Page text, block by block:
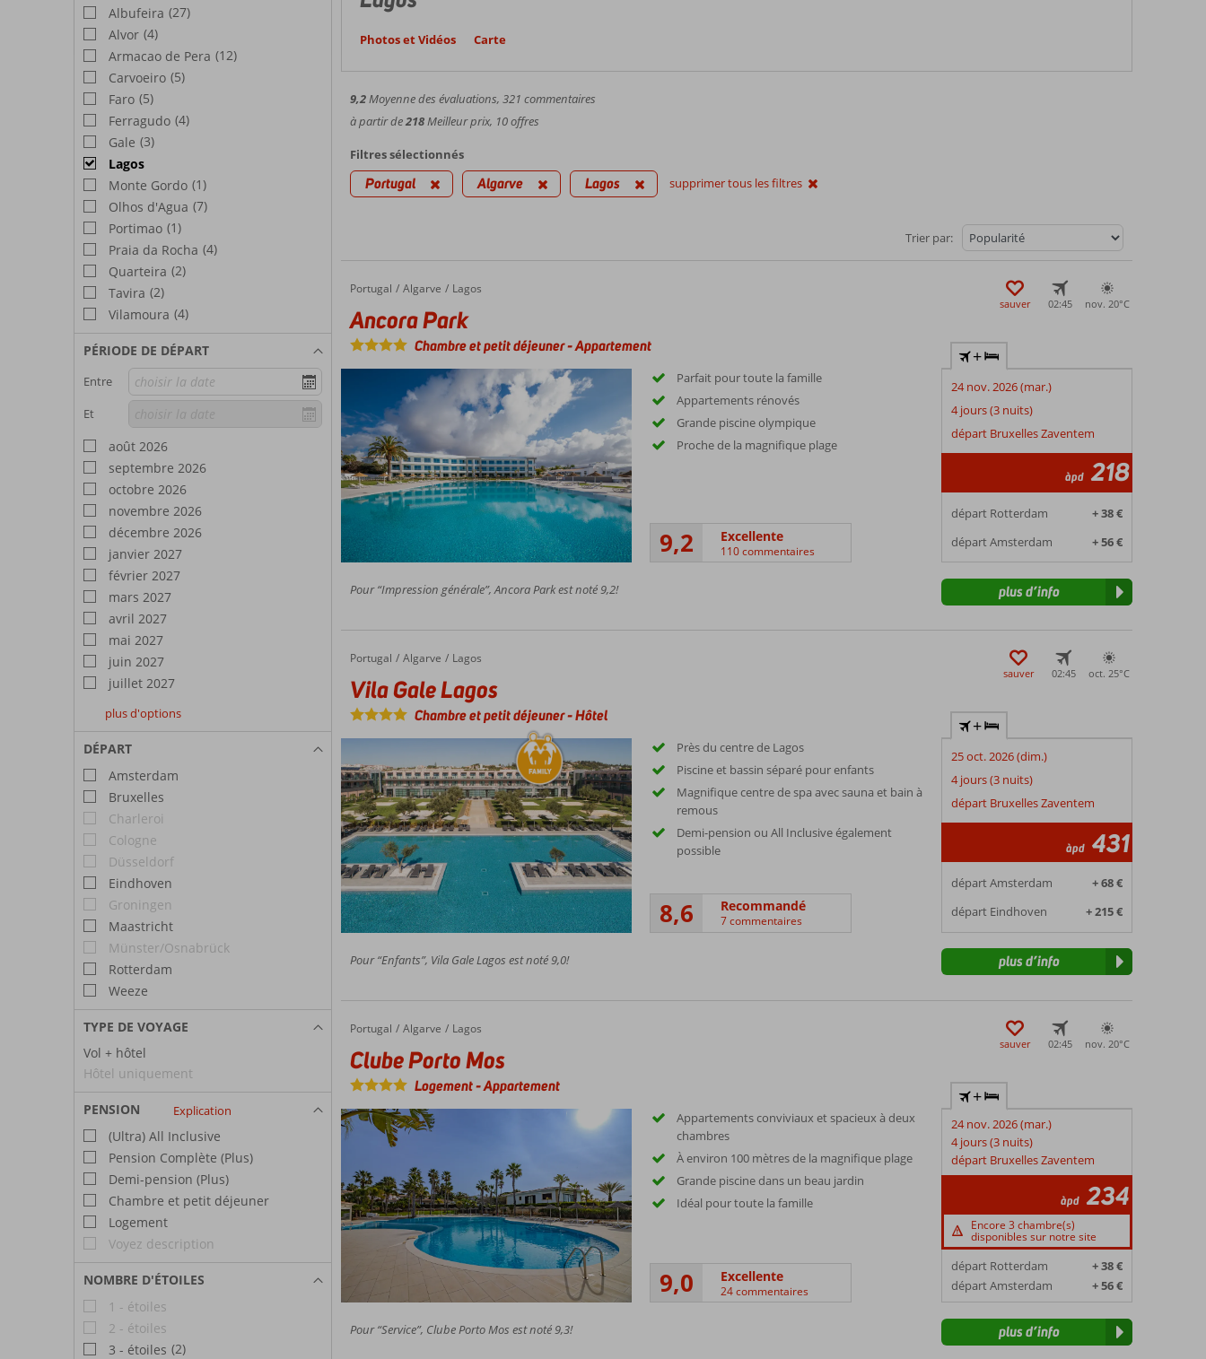
Albufeira (27)
Alvor (4)
Armacao de Pera (12)
Carvoeiro (5)
Faro (5)
Ferragudo (4)
Gale (3)
Lagos
Monte Gordo (1)
Olhos d'Agua (7)
Portimao (1)
Praia da Rocha (4)
Quarteira (2)
Tavira (2)
Vilamoura (4)
PÉRIODE DE DÉPART
Entre
Et
août 2026
septembre 2026
octobre 2026
novembre 2026
décembre 2026
janvier 2027
février 2027
mars 2027
avril 2027
mai 2027
juin 2027
juillet 2027
août
2027
septembre
2027
octobre
2027
plus d'options
DÉPART
Amsterdam
Bruxelles
Charleroi
Cologne
Düsseldorf
Eindhoven
Groningen
Maastricht
Münster/Osnabrück
Rotterdam
Weeze
TYPE DE VOYAGE
Vol + hôtel
Hôtel uniquement
PENSION Explication
(Ultra) All Inclusive
Pension Complète (Plus)
Demi-pension (Plus)
Chambre et petit déjeuner
Logement
Voyez description
NOMBRE D'ÉTOILES
1 - étoiles
2 - étoiles
3 - étoiles (2)
Photos et Vidéos Carte
9,2Moyenne des évaluations, 321 commentaires
à partir de218Meilleur prix, 10 offres
Filtres sélectionnés
Portugal Algarve Lagos supprimer tous les filtres
Trier par:
Accueil
Portugal Algarve Lagos
Ancora Park
Ancora Park
Chambre et petit déjeuner-Appartement
sauver 02:45 nov. 20°C
Parfait pour toute la famille
Appartements rénovés
Grande piscine olympique
Proche de la magnifique plage
9,2 Excellente
110 commentaires
+
24 nov. 2026 (mar.)
4 jours (3 nuits)
départ Bruxelles Zaventem
àpd 218
départ Rotterdam
+ 38 €
départ Amsterdam
+ 56 €
Pour “Impression générale”, Ancora Park est noté 9,2! plus d’info
Accueil
Portugal Algarve Lagos
Vila Gale Lagos
Vila Gale Lagos
Chambre et petit déjeuner-Hôtel
sauver 02:45 oct. 25°C
Près du centre de Lagos
Piscine et bassin séparé pour enfants
Magnifique centre de spa avec sauna et bain à
remous
Demi-pension ou All Inclusive également
possible
8,6 Recommandé
7 commentaires
+
25 oct. 2026 (dim.)
4 jours (3 nuits)
départ Bruxelles Zaventem
àpd 431
départ Amsterdam
+ 68 €
départ Eindhoven
+ 215 €
Pour “Enfants”, Vila Gale Lagos est noté 9,0! plus d’info
Accueil
Portugal Algarve Lagos
Clube Porto Mos
Clube Porto Mos
Logement-Appartement
sauver 02:45 nov. 20°C
Appartements conviviaux et spacieux à deux
chambres
À environ 100 mètres de la magnifique plage
Grande piscine dans un beau jardin
Idéal pour toute la famille
9,0 Excellente
24 commentaires
+
24 nov. 2026 (mar.)
4 jours (3 nuits)
départ Bruxelles Zaventem
àpd 234
Encore 3 chambre(s)
disponibles sur notre site
départ Rotterdam
+ 38 €
départ Amsterdam
+ 56 €
Pour “Service”, Clube Porto Mos est noté 9,3! plus d’info